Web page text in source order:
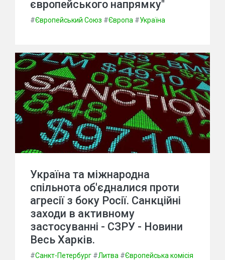
європейського напрямку"
#Європейський Союз #Європа #Україна
Україна та міжнародна
спільнота об'єдналися проти
агресії з боку Росії. Санкційні
заходи в активному
застосуванні - СЗРУ - Новини
Весь Харків.
#Санкт-Петербург #Литва #Європейська комісія